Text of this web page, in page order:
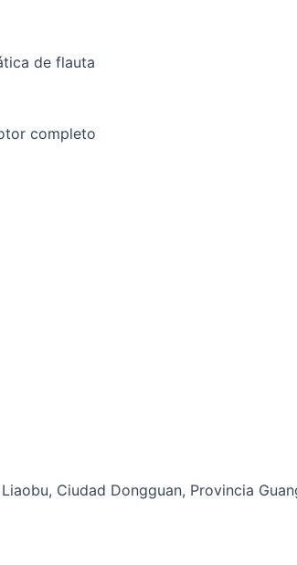
de flauta
completo
Ciudad Dongguan, Provincia